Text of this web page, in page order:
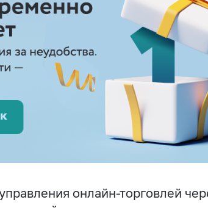
онлайн-торговлей